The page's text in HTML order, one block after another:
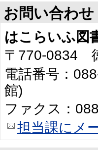
お問い合わせ
はこらいふ図
〒770-0834
電話番号：
館)
ファクス：
担当課にメ